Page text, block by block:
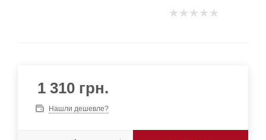
1 310 грн.
Нашли дешевле?